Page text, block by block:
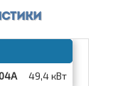
49,4 кВт